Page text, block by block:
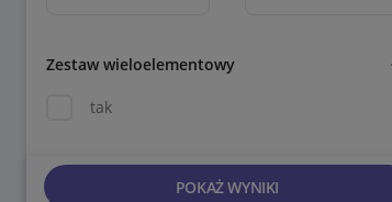
Zestaw wieloelementowy
tak
POKAŻ WYNIKI